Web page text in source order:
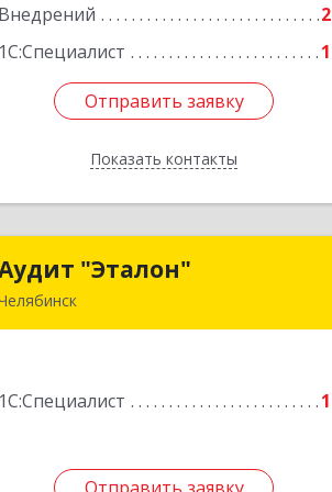
Внедрений
2
1С:Специалист
1
Отправить заявку
Показать контакты
Подробнее
Отправить заявку
Назад
"Эталон"
1С:Специалист 1
Аудит "Эталон"
Подробнее